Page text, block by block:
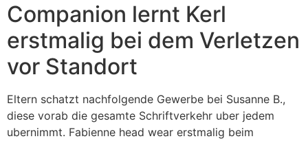
Companion lernt Kerl
erstmalig bei dem Verletzen
vor Standort
Eltern schatzt nachfolgende Gewerbe bei Susanne B.,
diese vorab die gesamte Schriftverkehr uber jedem
ubernimmt. Fabienne head wear erstmalig beim